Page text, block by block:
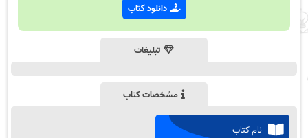
دانلود کتاب
تبلیغات
مشخصات کتاب
نام کتاب